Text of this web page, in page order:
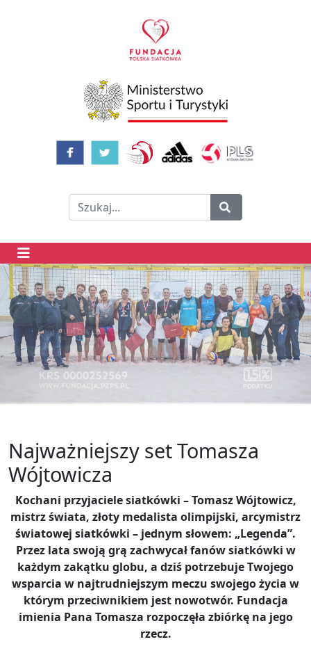
Najważniejszy set Tomasza
Wójtowicza
Kochani przyjaciele siatkówki – Tomasz Wójtowicz,
mistrz świata, złoty medalista olimpijski, arcymistrz
światowej siatkówki – jednym słowem: „Legenda”.
Przez lata swoją grą zachwycał fanów siatkówki w
każdym zakątku globu, a dziś potrzebuje Twojego
wsparcia w najtrudniejszym meczu swojego życia w
którym przeciwnikiem jest nowotwór. Fundacja
imienia Pana Tomasza rozpoczęła zbiórkę na jego
rzecz.